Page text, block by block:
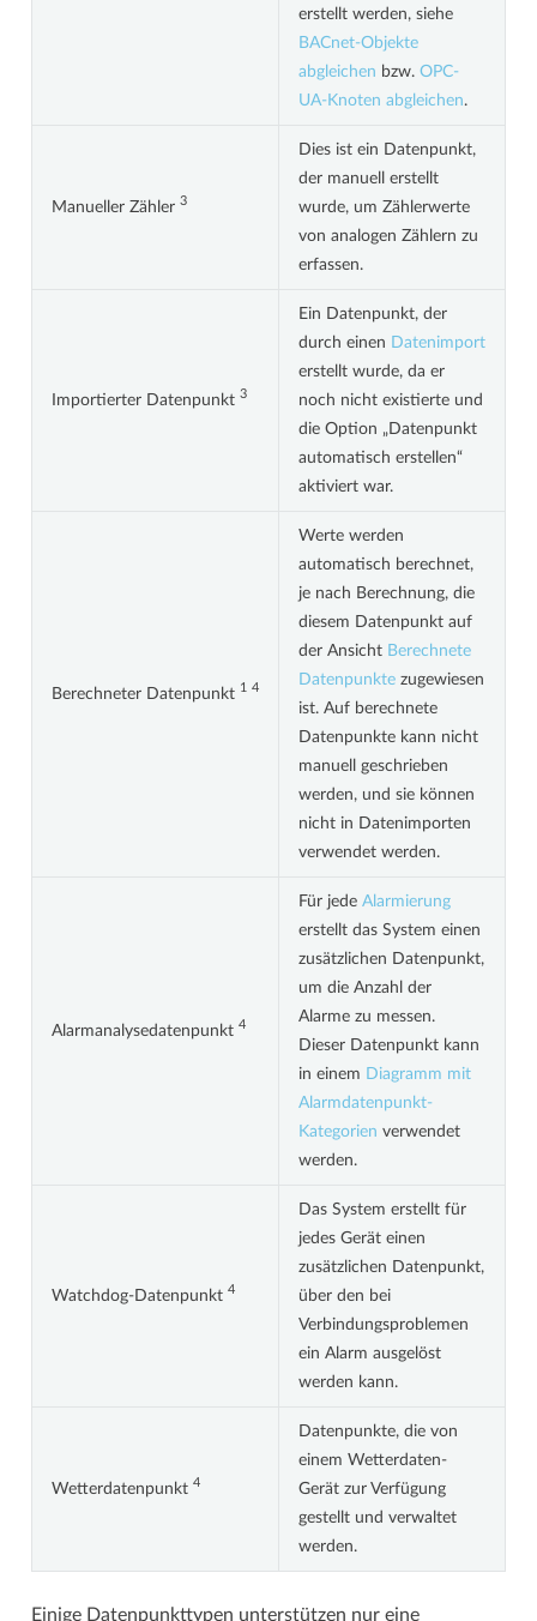
erstellt werden, siehe
BACnet-Objekte
abgleichen bzw. OPC-
UA-Knoten abgleichen.
Manueller Zähler 3
Dies ist ein Datenpunkt,
der manuell erstellt
wurde, um Zählerwerte
von analogen Zählern zu
erfassen.
Importierter Datenpunkt 3
Ein Datenpunkt, der
durch einen Datenimport
erstellt wurde, da er
noch nicht existierte und
die Option „Datenpunkt
automatisch erstellen“
aktiviert war.
Berechneter Datenpunkt 1 4
Werte werden
automatisch berechnet,
je nach Berechnung, die
diesem Datenpunkt auf
der Ansicht Berechnete
Datenpunktezugewiesen
ist. Auf berechnete
Datenpunkte kann nicht
manuell geschrieben
werden, und sie können
nicht in Datenimporten
verwendet werden.
Alarmanalysedatenpunkt 4
Für jede Alarmierung
erstellt das System einen
zusätzlichen Datenpunkt,
um die Anzahl der
Alarme zu messen.
Dieser Datenpunkt kann
in einem Diagramm mit
Alarmdatenpunkt-
Kategorien verwendet
werden.
Watchdog-Datenpunkt 4
Das System erstellt für
jedes Gerät einen
zusätzlichen Datenpunkt,
über den bei
Verbindungsproblemen
ein Alarm ausgelöst
werden kann.
Wetterdatenpunkt 4
Datenpunkte, die von
einem Wetterdaten-
Gerät zur Verfügung
gestellt und verwaltet
werden.
Einige Datenpunkttypen unterstützen nur eine